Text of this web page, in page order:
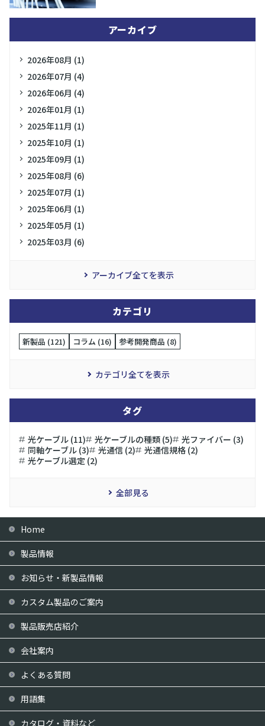
アーカイブ
2026年08月 (1)
2026年07月 (4)
2026年06月 (4)
2026年01月 (1)
2025年11月 (1)
2025年10月 (1)
2025年09月 (1)
2025年08月 (6)
2025年07月 (1)
2025年06月 (1)
2025年05月 (1)
2025年03月 (6)
アーカイブ全てを表示
カテゴリ
新製品 (121) コラム (16) 参考開発商品 (8)
カテゴリ全てを表示
タグ
光ケーブル (11) 光ケーブルの種類 (5)
光ファイバー (3)
同軸ケーブル (3)
光通信 (2)
光通信規格 (2)
光ケーブル選定 (2)
全部見る
Home
製品情報
お知らせ・新製品情報
カスタム製品のご案内
製品販売店紹介
会社案内
よくある質問
用語集
カタログ・資料など